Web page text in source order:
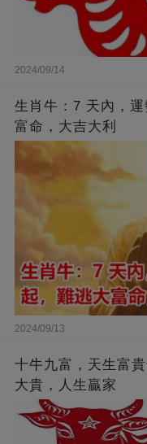
2024/09/14
生肖牛：7 天內，
富命，大吉大利
2024/09/13
十牛九富，天生富
大貴，人生贏家